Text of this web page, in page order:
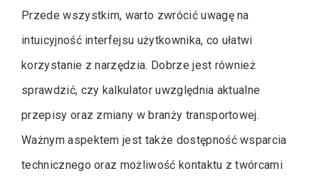
Przede wszystkim, warto zwrócić uwagę na
intuicyjność interfejsu użytkownika, co ułatwi
korzystanie z narzędzia. Dobrze jest również
sprawdzić, czy kalkulator uwzględnia aktualne
przepisy oraz zmiany w branży transportowej.
Ważnym aspektem jest także dostępność wsparcia
technicznego oraz możliwość kontaktu z twórcami